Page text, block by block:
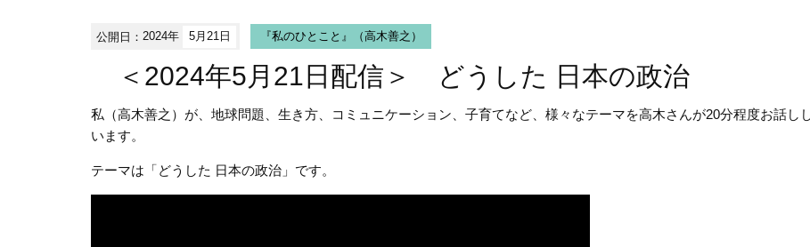
公開日：2024年 5月21日 『私のひとこと』（高木善之）
＜2024年5月21日配信＞ どうした 日本の政治
私（高木善之）が、地球問題、生き方、コミュニケーション、子育てなど、様々なテーマを高木さんが20分程度お話し
います。
テーマは「どうした 日本の政治」です。